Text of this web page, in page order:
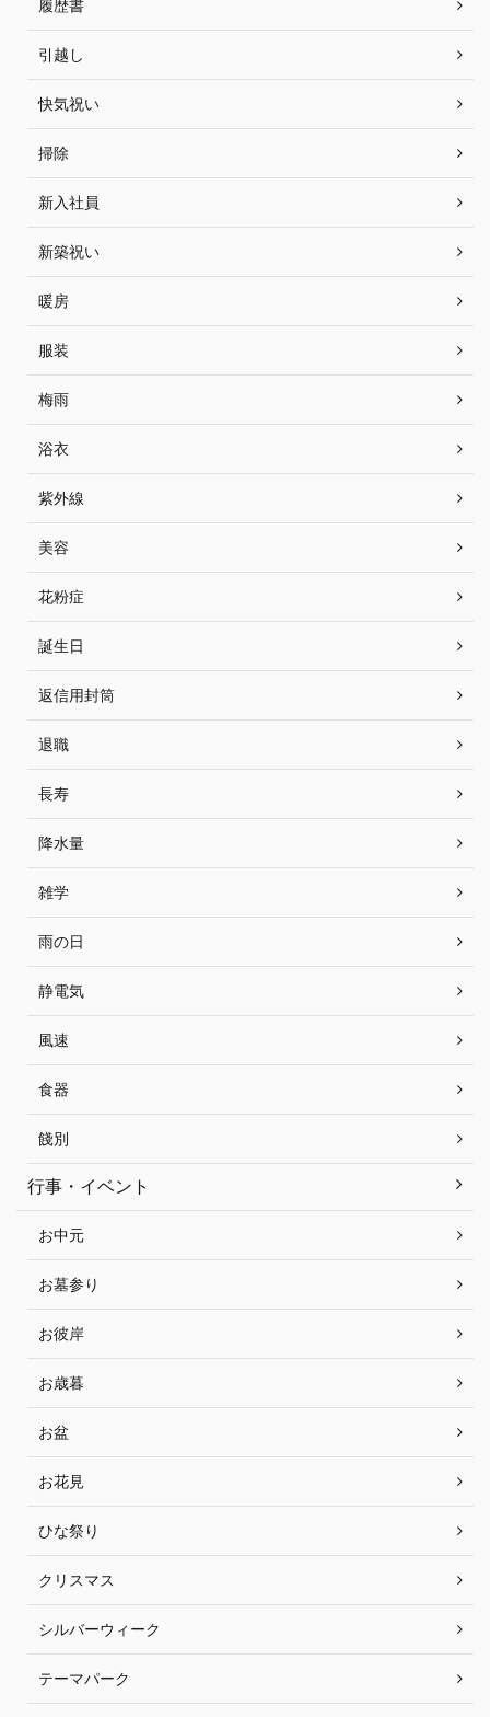
履歴書
引越し
快気祝い
掃除
新入社員
新築祝い
暖房
服装
梅雨
浴衣
紫外線
美容
花粉症
誕生日
返信用封筒
退職
長寿
降水量
雑学
雨の日
静電気
風速
食器
餞別
行事・イベント
お中元
お墓参り
お彼岸
お歳暮
お盆
お花見
ひな祭り
クリスマス
シルバーウィーク
テーマパーク